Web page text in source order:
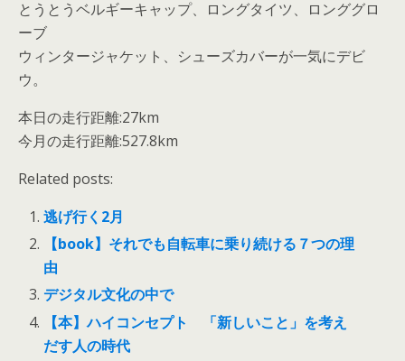
とうとうベルギーキャップ、ロングタイツ、ロンググロ
ーブ
ウィンタージャケット、シューズカバーが一気にデビ
ウ。
本日の走行距離:27km
今月の走行距離:527.8km
Related posts:
逃げ行く2月
【book】それでも自転車に乗り続ける７つの理
由
デジタル文化の中で
【本】ハイコンセプト 「新しいこと」を考え
だす人の時代